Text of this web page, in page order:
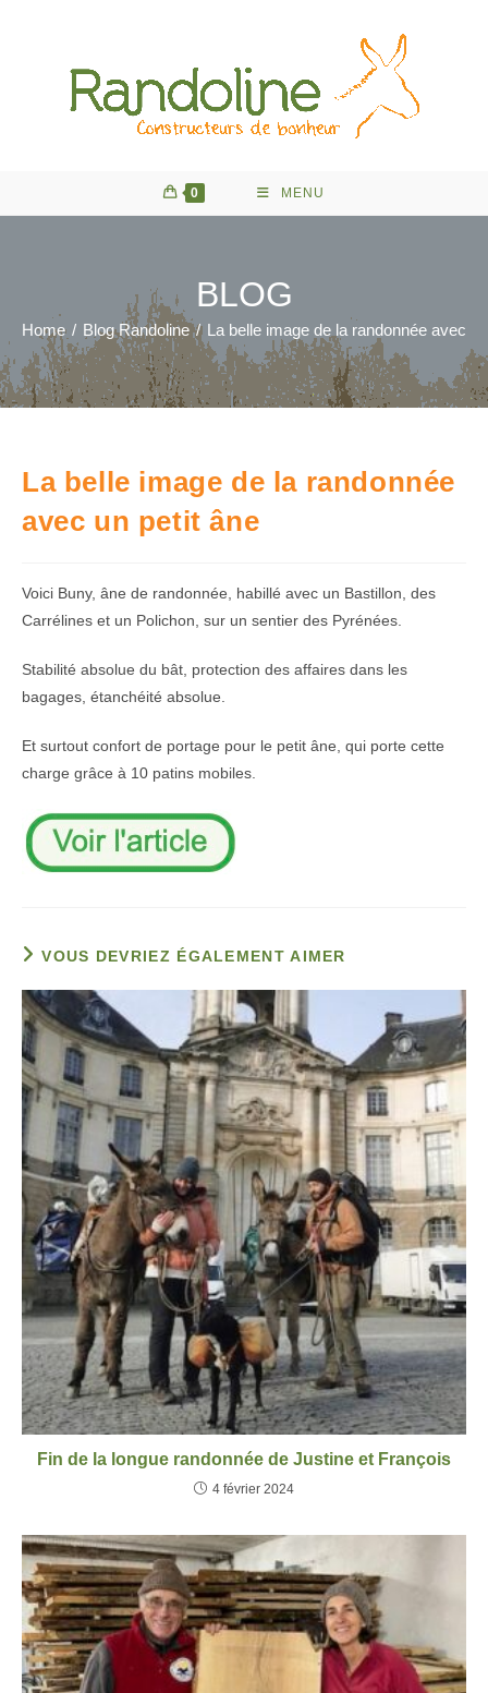
0 MENU
BLOG
Home / Blog Randoline / La belle image de la randonnée avec
La belle image de la randonnée
avec un petit âne
Voici Buny, âne de randonnée, habillé avec un Bastillon, des
Carrélines et un Polichon, sur un sentier des Pyrénées.
Stabilité absolue du bât, protection des affaires dans les
bagages, étanchéité absolue.
Et surtout confort de portage pour le petit âne, qui porte cette
charge grâce à 10 patins mobiles.
VOUS DEVRIEZ ÉGALEMENT AIMER
Fin de la longue randonnée de Justine et François
4 février 2024